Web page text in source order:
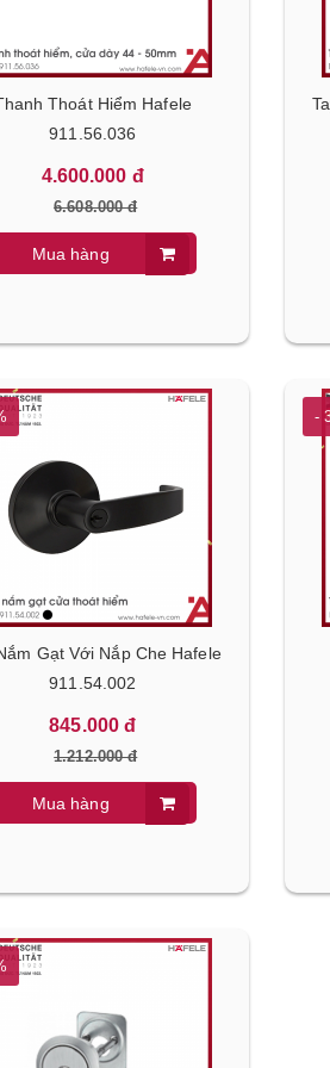
Thoát Hiểm Hafele
911.56.036
4.600.000 đ
6.608.000 đ
Mua hàng
Gạt Với Nắp Che Hafele
911.54.002
845.000 đ
1.212.000 đ
Mua hàng
-